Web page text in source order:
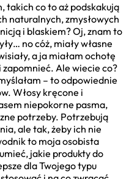
takich co to aż podskakują
naturalnych, zmysłowych
i blaskiem? Oj, znam to
no cóż, miały własne
a ja miałam ochotę
zapomnieć. Ale wiecie co?
– to odpowiednie
Włosy kręcone i
niepokorne pasma,
potrzeby. Potrzebują
ale tak, żeby ich nie
to moja osobista
jakie produkty do
dla Twojego typu